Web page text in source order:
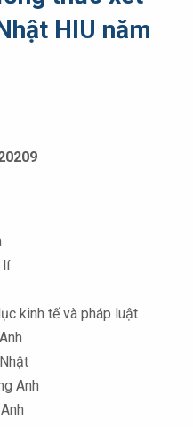
HIU năm
lí
kinh tế và pháp luật
Anh